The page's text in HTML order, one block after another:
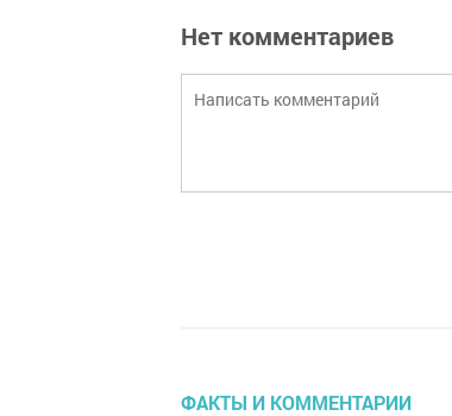
Нет комментариев
ФАКТЫ И КОММЕНТАРИИ